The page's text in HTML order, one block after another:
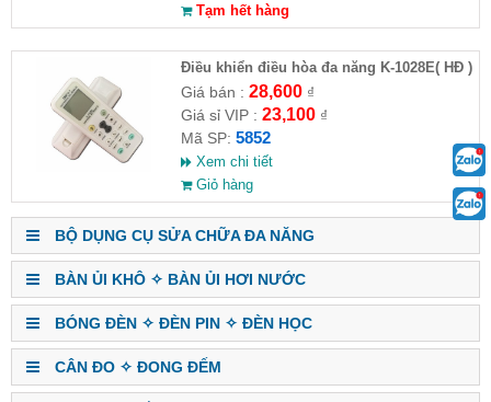
Tạm hết hàng
Điều khiển điều hòa đa năng K-1028E( HĐ )
Giá bán : 28,600₫
Giá sỉ VIP : 23,100₫
Mã SP: 5852
Xem chi tiết
Giỏ hàng
BỘ DỤNG CỤ SỬA CHỮA ĐA NĂNG
BÀN ỦI KHÔ ✧ BÀN ỦI HƠI NƯỚC
BÓNG ĐÈN ✧ ĐÈN PIN ✧ ĐÈN HỌC
CÂN ĐO ✧ ĐONG ĐẾM